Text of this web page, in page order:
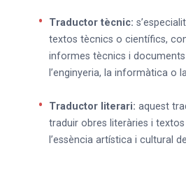
Traductor tècnic:
textos tècnics o científics,
informes tècnics i
l’enginyeria, la informàtica o
Traductor literari: aquest
traduir obres literàries i
l’essència artística i cultural